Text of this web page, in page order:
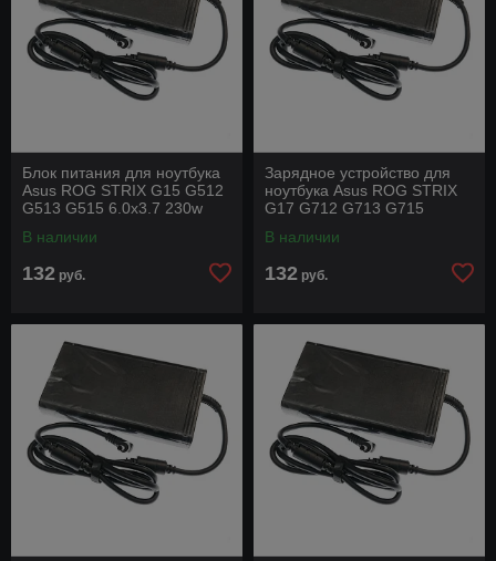
Блок питания для ноутбука
Asus ROG STRIX G15 G512
G513 G515 6.0x3.7 230w
силовым
В наличии
132 руб.
Зарядное устройство для
ноутбука Asus ROG STRIX
G17 G712 G713 G715
под оригинал с
В наличии
132 руб.